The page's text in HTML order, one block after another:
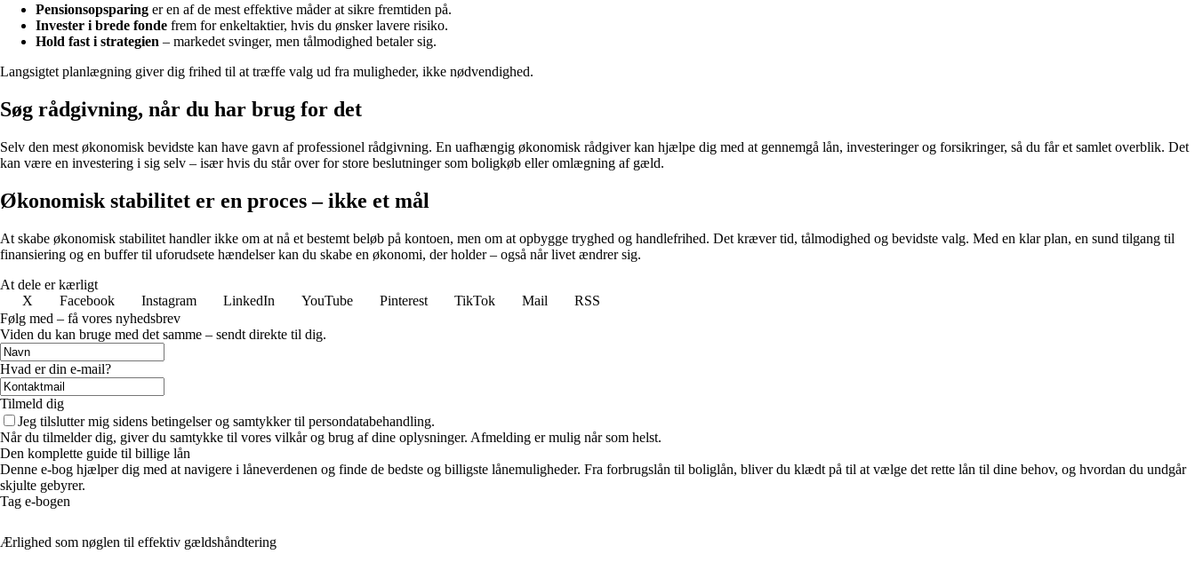
Pensionsopsparing er en af de mest effektive måder at sikre fremtiden på.
Invester i brede fonde frem for enkeltaktier, hvis du ønsker lavere risiko.
Hold fast i strategien – markedet svinger, men tålmodighed betaler sig.
Langsigtet planlægning giver dig frihed til at træffe valg ud fra muligheder, ikke nødvendighed.
Søg rådgivning, når du har brug for det
Selv den mest økonomisk bevidste kan have gavn af professionel rådgivning. En uafhængig økonomisk rådgiver kan hjælpe dig med at gennemgå lån, investeringer og forsikringer, så du får et samlet overblik. Det
kan være en investering i sig selv – især hvis du står over for store beslutninger som boligkøb eller omlægning af gæld.
Økonomisk stabilitet er en proces – ikke et mål
At skabe økonomisk stabilitet handler ikke om at nå et bestemt beløb på kontoen, men om at opbygge tryghed og handlefrihed. Det kræver tid, tålmodighed og bevidste valg. Med en klar plan, en sund tilgang til
finansiering og en buffer til uforudsete hændelser kan du skabe en økonomi, der holder – også når livet ændrer sig.
At dele er kærligt
X
Facebook Instagram LinkedIn YouTube Pinterest TikTok Mail
RSS
Følg med – få vores nyhedsbrev
Viden du kan bruge med det samme – sendt direkte til dig.
Hvad er din e-mail?
Tilmeld dig
Jeg tilslutter mig sidens betingelser og samtykker til persondatabehandling.
Når du tilmelder dig, giver du samtykke til vores vilkår og brug af dine oplysninger. Afmelding er mulig når som helst.
Den komplette guide til billige lån
Denne e-bog hjælper dig med at navigere i låneverdenen og finde de bedste og billigste lånemuligheder. Fra forbrugslån til boliglån, bliver du klædt på til at vælge det rette lån til dine behov, og hvordan du undgår
skjulte gebyrer.
Tag e-bogen
Ærlighed som nøglen til effektiv gældshåndtering